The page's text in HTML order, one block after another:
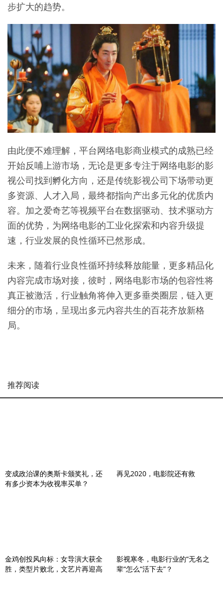
步扩大的趋势。
由此便不难理解，平台网络电影商业模式的成熟已经
开始反哺上游市场，无论是更多专注于网络电影的影
视公司找到孵化方向，还是传统影视公司下场带动更
多资源、人才入局，最终都指向产出多元化的优质内
容。加之爱奇艺等视频平台在数据驱动、技术驱动方
面的优势，为网络电影的工业化探索和内容升级提
速，行业发展的良性循环已然形成。
未来，随着行业良性循环持续释放能量，更多精品化
内容完成市场对接，彼时，网络电影市场的包容性将
真正被激活，行业触角将伸入更多垂类圈层，链入更
细分的市场，呈现出多元内容共生的百花齐放新格
局。
推荐阅读
变成政治课的奥斯卡颁奖礼，还
有多少资本为收视率买单？
金鸡创投风向标：女导演大获全
胜，类型片败北，文艺片再迎高
再见2020，电影院还有救
影视寒冬，电影行业的“无名之
辈“怎么“活下去”？